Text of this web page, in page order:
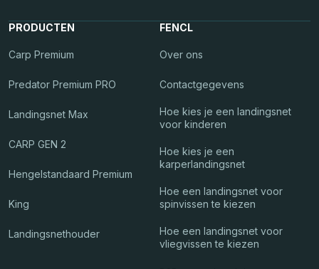
PRODUCTEN
Carp Premium
Predator Premium PRO
Landingsnet Max
CARP GEN 2
Hengelstandaard Premium
King
Landingsnethouder
FENCL
Over ons
Contactgegevens
Hoe kies je een landingsnet
voor kinderen
Hoe kies je een
karperlandingsnet
Hoe een landingsnet voor
spinvissen te kiezen
Hoe een landingsnet voor
vliegvissen te kiezen